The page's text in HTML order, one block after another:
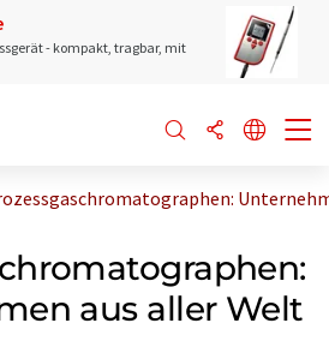
- kompakt, tragbar, mit
aus aller Welt